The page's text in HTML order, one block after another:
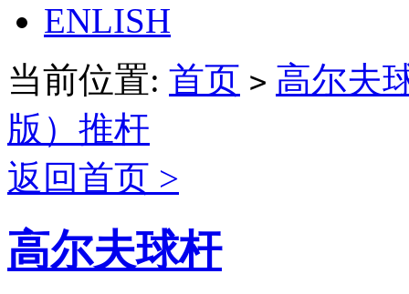
ENLISH
当前位置: 首页 > 高尔夫
版）推杆
返回首页 >
高尔夫球杆